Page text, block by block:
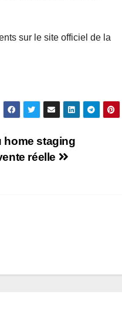
sur le site officiel de la
home staging
réelle